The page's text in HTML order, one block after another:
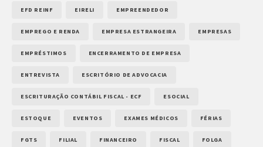
EFD REINF EIRELI EMPREENDEDOR
EMPREGO E RENDA EMPRESA ESTRANGEIRA EMPRESAS
EMPRÉSTIMOS ENCERRAMENTO DE EMPRESA
ENTREVISTA ESCRITÓRIO DE ADVOCACIA
ESCRITURAÇÃO CONTÁBIL FISCAL - ECF ESOCIAL
ESTOQUE EVENTOS EXAMES MÉDICOS FÉRIAS
FGTS FILIAL FINANCEIRO FISCAL FOLGA